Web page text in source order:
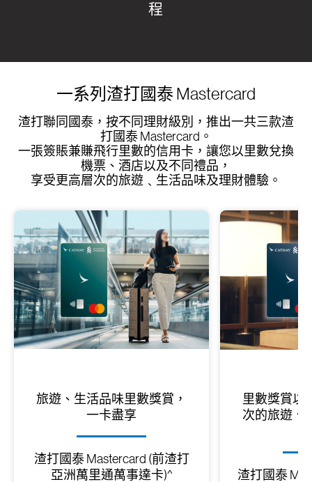
程
一系列渣打國泰 Mastercard
渣打聯同國泰，按不同理財級別，推出一共三款渣
打國泰 Mastercard。
一張簽賬兼賺飛行里數的信用卡，讓您以里數兌換
機票、酒店以及不同禮品，
享受更高層次的旅遊﹑生活品味及理財體驗。
旅遊、生活品味里數獎賞，
一卡盡享
渣打國泰 Mastercard (前渣打
亞洲萬里通萬事達卡)^
里數獎賞以
次的旅遊、
渣打國泰